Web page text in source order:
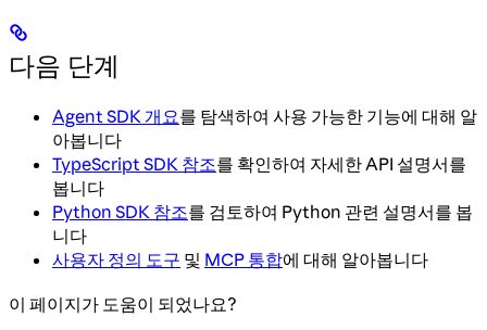
다음 단계
Agent SDK 개요를 탐색하여 사용 가능한 기능에 대해 알
아봅니다
TypeScript SDK 참조를 확인하여 자세한 API 설명서를
봅니다
Python SDK 참조를 검토하여 Python 관련 설명서를 봅
니다
사용자 정의 도구 및 MCP 통합에 대해 알아봅니다
이 페이지가 도움이 되었나요?